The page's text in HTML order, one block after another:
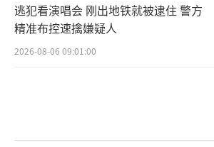
介绍，如果在兰世立已超付名
但未依判决道歉的情况下，金
世立账户，则涉嫌违反诚实信
逃犯看演唱会 刚出地铁就被逮住 警方
精准布控速擒嫌疑人
2026-08-06 09:01:00